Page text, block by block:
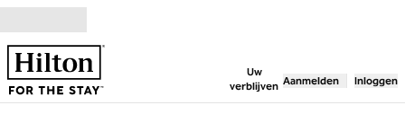
Ga door naar inhoud
Uw
verblijven
, opent nieuw
Aanmelden Inloggen